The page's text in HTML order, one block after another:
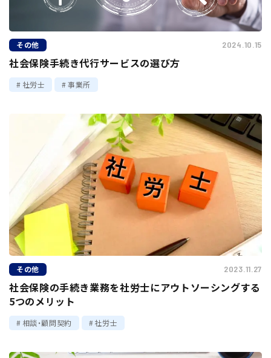
その他 2024.10.15
社会保険手続き代行サービスの選び方
社労士 事業所
その他 2023.11.27
社会保険の手続き業務を社労士にアウトソーシングする
5つのメリット
相談・顧問契約 社労士